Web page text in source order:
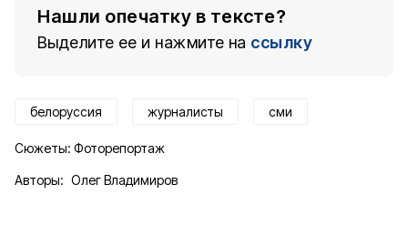
Нашли опечатку в тексте?
Выделите ее и нажмите на ссылку
белоруссия журналисты сми
Сюжеты: Фоторепортаж
Авторы: Олег Владимиров